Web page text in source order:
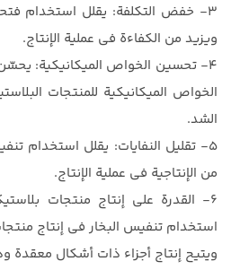
3- خفض التكلفة: يقلل استخدام
ويزيد من الكفاءة في عملية الإنتاج.
4- تحسين الخواص الميكانيكية:
الخواص الميكانيكية للمنتجات
الشد.
5- تقليل النفايات: يقلل استخدام
من الإنتاجية في عملية الإنتاج.
6- القدرة على إنتاج منتجات
استخدام تنفيس البخار في إنتاج
ويتيح إنتاج أجزاء ذات أشكال معقدة